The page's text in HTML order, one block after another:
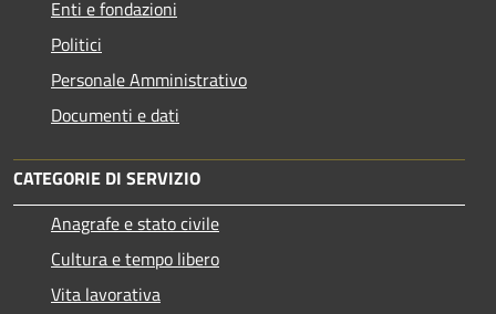
Enti e fondazioni
Politici
Personale Amministrativo
Documenti e dati
CATEGORIE DI SERVIZIO
Anagrafe e stato civile
Cultura e tempo libero
Vita lavorativa